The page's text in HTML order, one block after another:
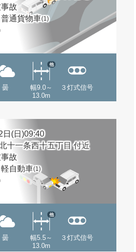
故
普通貨物車(1)
曇
幅9.0～
13.0m
他
３灯式信号
日(日)09:40
十一条西十五丁目 付近
故
軽自動車(1)
曇
幅5.5～
13.0m
他
３灯式信号